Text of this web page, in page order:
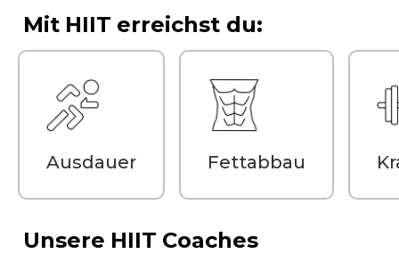
Mo 05:30 Mi 17:45 Do 19:00 Fr 05:30
Mit HIIT erreichst du:
Ausdauer Fettabbau
Unsere HIIT Coaches